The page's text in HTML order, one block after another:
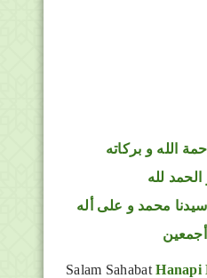
الله و بركاته
لله
محمد و على أله
Salam SahabatHanapi